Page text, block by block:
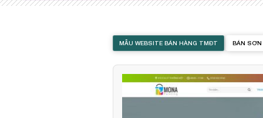
MẪU WEBSITE BÁN HÀNG TMĐT BÁN SƠN